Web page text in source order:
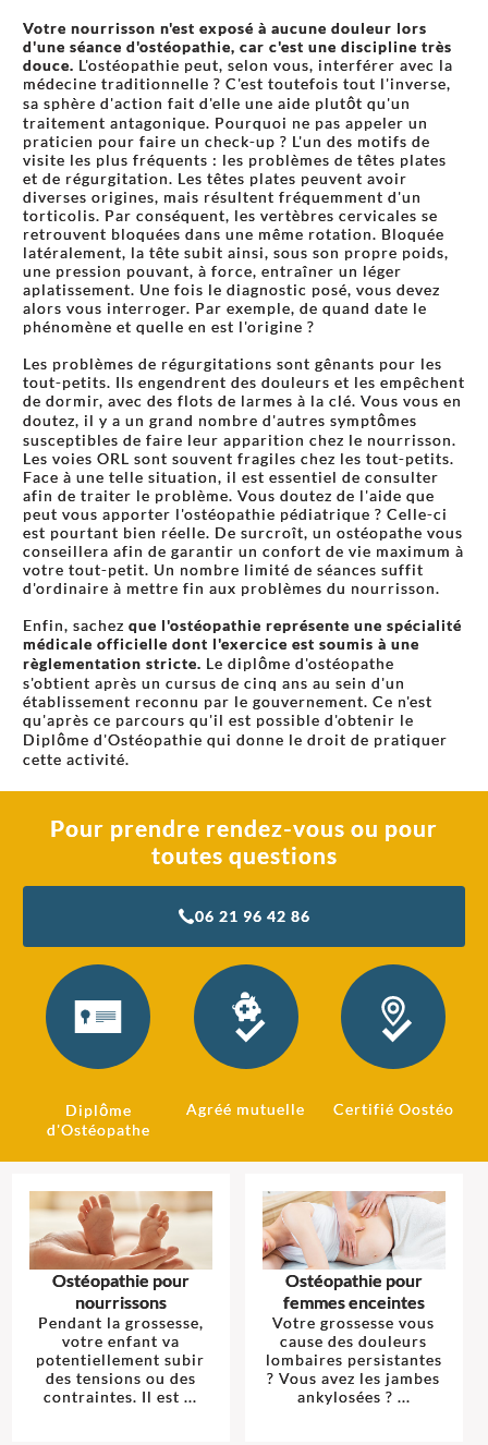
Votre nourrisson n'est exposé à aucune douleur lors
d'une séance d'ostéopathie, car c'est une discipline très
douce. L'ostéopathie peut, selon vous, interférer avec la
médecine traditionnelle ? C'est toutefois tout l'inverse,
sa sphère d'action fait d'elle une aide plutôt qu'un
traitement antagonique. Pourquoi ne pas appeler un
praticien pour faire un check-up ? L'un des motifs de
visite les plus fréquents : les problèmes de têtes plates
et de régurgitation. Les têtes plates peuvent avoir
diverses origines, mais résultent fréquemment d'un
torticolis. Par conséquent, les vertèbres cervicales se
retrouvent bloquées dans une même rotation. Bloquée
latéralement, la tête subit ainsi, sous son propre poids,
une pression pouvant, à force, entraîner un léger
aplatissement. Une fois le diagnostic posé, vous devez
alors vous interroger. Par exemple, de quand date le
phénomène et quelle en est l'origine ?
Les problèmes de régurgitations sont gênants pour les
tout-petits. Ils engendrent des douleurs et les empêchent
de dormir, avec des flots de larmes à la clé. Vous vous en
doutez, il y a un grand nombre d'autres symptômes
susceptibles de faire leur apparition chez le nourrisson.
Les voies ORL sont souvent fragiles chez les tout-petits.
Face à une telle situation, il est essentiel de consulter
afin de traiter le problème. Vous doutez de l'aide que
peut vous apporter l'ostéopathie pédiatrique ? Celle-ci
est pourtant bien réelle. De surcroît, un ostéopathe vous
conseillera afin de garantir un confort de vie maximum à
votre tout-petit. Un nombre limité de séances suffit
d'ordinaire à mettre fin aux problèmes du nourrisson.
Enfin, sachez que l'ostéopathie représente une spécialité
médicale officielle dont l'exercice est soumis à une
règlementation stricte. Le diplôme d'ostéopathe
s'obtient après un cursus de cinq ans au sein d'un
établissement reconnu par le gouvernement. Ce n'est
qu'après ce parcours qu'il est possible d'obtenir le
Diplôme d'Ostéopathie qui donne le droit de pratiquer
cette activité.
Pour prendre rendez-vous ou pour
toutes questions
06 21 96 42 86
Diplôme
d'Ostéopathe
Agréé mutuelle Certifié Oostéo
Ostéopathie pour
nourrissons
Pendant la grossesse,
votre enfant va
potentiellement subir
des tensions ou des
contraintes. Il est ...
Ostéopathie pour
femmes enceintes
Votre grossesse vous
cause des douleurs
lombaires persistantes
? Vous avez les jambes
ankylosées ? ...